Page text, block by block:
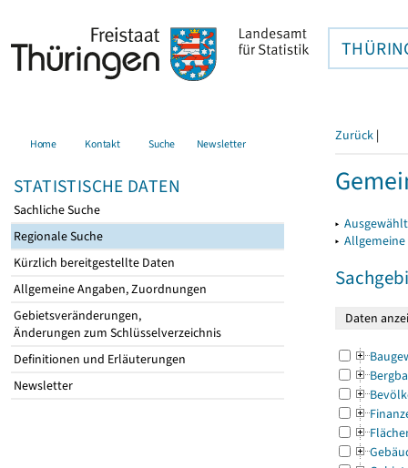
Home Kontakt Suche Newsletter
STATISTISCHE DATEN
Sachliche Suche
Regionale Suche
Kürzlich bereitgestellte Daten
Allgemeine Angaben, Zuordnungen
Gebietsveränderungen,
Änderungen zum Schlüsselverzeichnis
Definitionen und Erläuterungen
Newsletter
Zurück |
▸
▸